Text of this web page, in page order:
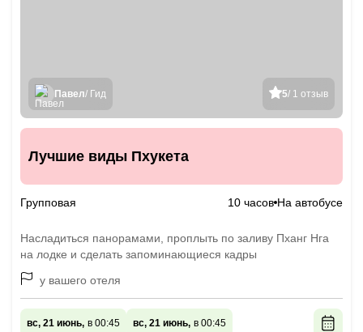
5/ 1 отзыв
Павел/ Гид
Лучшие виды Пхукета
Групповая 10 часов На автобусе
Насладиться панорамами, проплыть по заливу Пханг Нга
на лодке и сделать запоминающиеся кадры
у вашего отеля
вс, 21 июнь, в 00:45 вс, 21 июнь, в 00:45